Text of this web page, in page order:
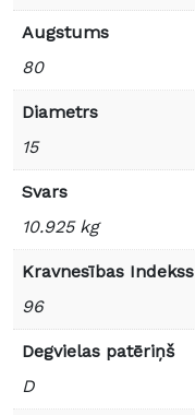
Augstums
80
Diametrs
15
Svars
10.925 kg
Kravnesības Indekss
96
Degvielas patēriņš
D